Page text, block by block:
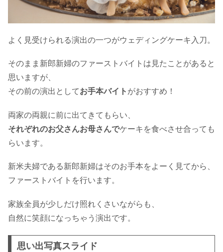
授かり婚の結婚式時期は？入籍・指
輪・新婚旅行のタイミングも
授かり婚にかかる費用と段取りを徹底
よく見受けられる演出の一つがウェディングケーキ入刀。
そのまま新郎新婦のファーストバイトは見たことがあると
思いますが、
その前の演出としてお手本バイト がおすすめ！
両家の両親に前に出てきてもらい、
それぞれのお父さんお母さんでケーキを食べさせ合っても
らいます。
新米夫婦である新郎新婦はそのお手本をよーく見てから、
ファーストバイトを行います。
家族全員が少しだけ照れくさいながらも、
自然に笑顔になっちゃう演出です。
思い出写真スライド